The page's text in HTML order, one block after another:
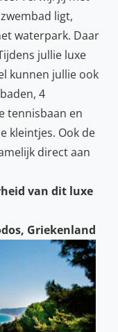
ligt,
waterpark. Daar
jullie luxe
kunnen jullie ook
4
tennisbaan en
kleintjes. Ook de
direct aan
van dit luxe
Griekenland